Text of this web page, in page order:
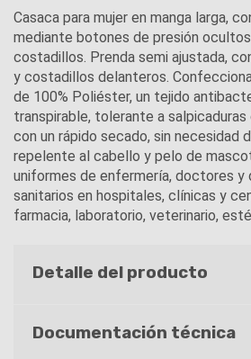
Casaca para mujer en manga larga,
mediante botones de presión
costadillos. Prenda semi ajustada,
y costadillos delanteros.
de 100% Poliéster, un tejido
transpirable, tolerante a salpicaduras
con un rápido secado, sin necesidad
repelente al cabello y pelo de
uniformes de enfermería, doctores y
sanitarios en hospitales, clínicas y
farmacia, laboratorio, veterinario,
Detalle del producto
Documentación técnica